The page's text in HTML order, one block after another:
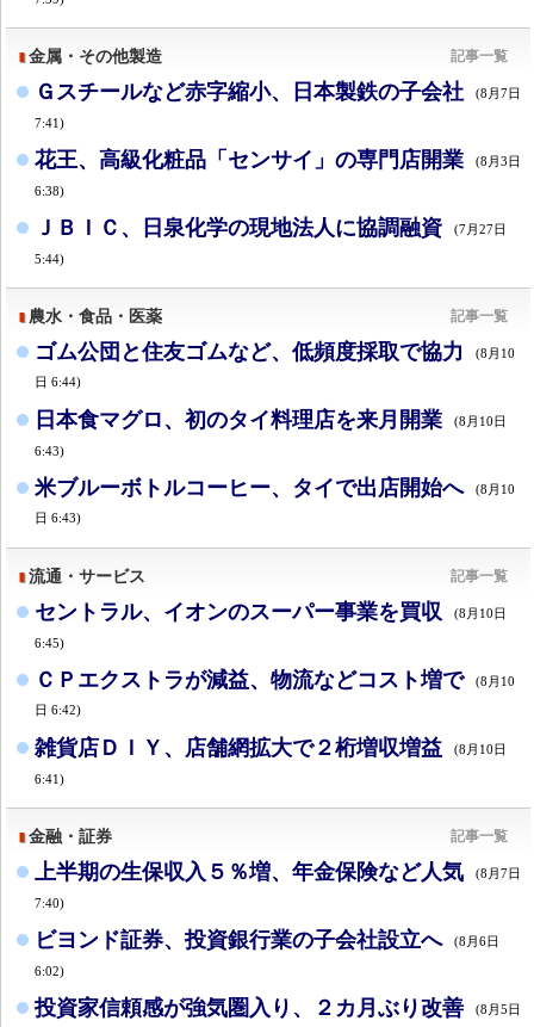
金属・その他製造 記事一覧
Ｇスチールなど赤字縮小、日本製鉄の子会社 (8月7日
7:41)
花王、高級化粧品「センサイ」の専門店開業 (8月3日
6:38)
ＪＢＩＣ、日泉化学の現地法人に協調融資 (7月27日
5:44)
農水・食品・医薬 記事一覧
ゴム公団と住友ゴムなど、低頻度採取で協力
(8月10
日 6:44)
日本食マグロ、初のタイ料理店を来月開業 (8月10日
6:43)
米ブルーボトルコーヒー、タイで出店開始へ
(8月10
日 6:43)
流通・サービス 記事一覧
セントラル、イオンのスーパー事業を買収 (8月10日
6:45)
ＣＰエクストラが減益、物流などコスト増で
(8月10
日 6:42)
雑貨店ＤＩＹ、店舗網拡大で２桁増収増益 (8月10日
6:41)
金融・証券 記事一覧
上半期の生保収入５％増、年金保険など人気 (8月7日
7:40)
ビヨンド証券、投資銀行業の子会社設立へ (8月6日
6:02)
投資家信頼感が強気圏入り、２カ月ぶり改善 (8月5日